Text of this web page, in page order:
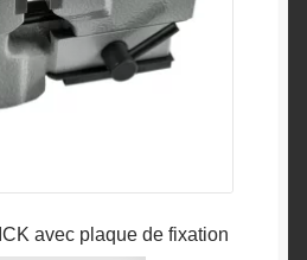
avec plaque de fixation